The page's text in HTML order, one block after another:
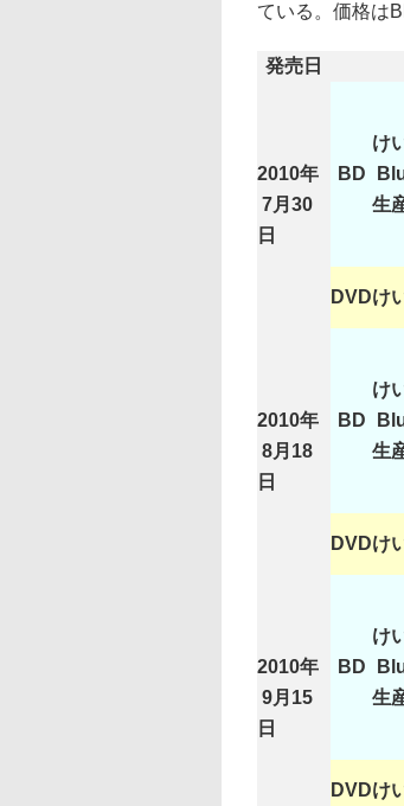
ている。価格は
発売日
2010年
7月30
日
BD
け
生
DVDけ
2010年
8月18
日
BD
け
生
DVDけ
2010年
9月15
日
BD
け
生
DVDけ